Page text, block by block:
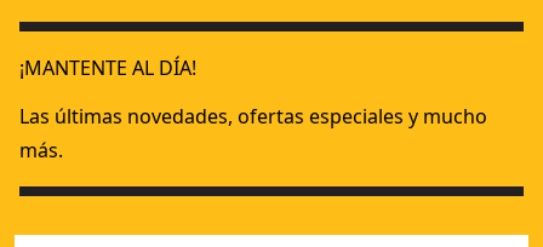
¡MANTENTE AL DÍA!
Las últimas novedades, ofertas especiales y mucho
más.